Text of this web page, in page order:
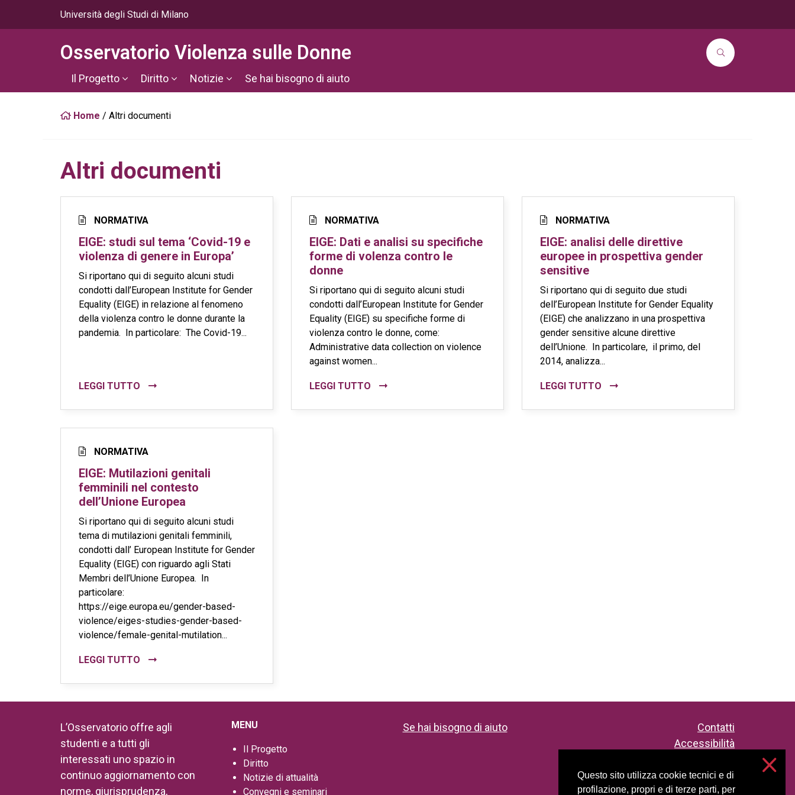
Questo sito utilizza cookie tecnici e di
profilazione, propri e di terze parti, per
Università degli Studi di Milano
Osservatorio Violenza sulle Donne
Il Progetto Diritto Notizie Se hai bisogno di aiuto
Home / Altri documenti
Altri documenti
NORMATIVA
EIGE: studi sul tema ‘Covid-19 e
violenza di genere in Europa’
Si riportano qui di seguito alcuni studi
condotti dall’European Institute for Gender
Equality (EIGE) in relazione al fenomeno
della violenza contro le donne durante la
pandemia. In particolare: The Covid-19...
LEGGI TUTTO
NORMATIVA
EIGE: Dati e analisi su specifiche
forme di volenza contro le
donne
Si riportano qui di seguito alcuni studi
condotti dall’European Institute for Gender
Equality (EIGE) su specifiche forme di
violenza contro le donne, come:
Administrative data collection on violence
against women...
LEGGI TUTTO
NORMATIVA
EIGE: analisi delle direttive
europee in prospettiva gender
sensitive
Si riportano qui di seguito due studi
dell’European Institute for Gender Equality
(EIGE) che analizzano in una prospettiva
gender sensitive alcune direttive
dell’Unione. In particolare, il primo, del
2014, analizza...
LEGGI TUTTO
NORMATIVA
EIGE: Mutilazioni genitali
femminili nel contesto
dell’Unione Europea
Si riportano qui di seguito alcuni studi
tema di mutilazioni genitali femminili,
condotti dall’ European Institute for Gender
Equality (EIGE) con riguardo agli Stati
Membri dell’Unione Europea. In
particolare:
https://eige.europa.eu/gender-based-
violence/eiges-studies-gender-based-
violence/female-genital-mutilation...
LEGGI TUTTO
L’Osservatorio offre agli
studenti e a tutti gli
interessati uno spazio in
continuo aggiornamento con
norme, giurisprudenza,
MENU
Il Progetto
Diritto
Notizie di attualità
Convegni e seminari
Se hai bisogno di aiuto
Contatti
Accessibilità
Impostazioni cookie